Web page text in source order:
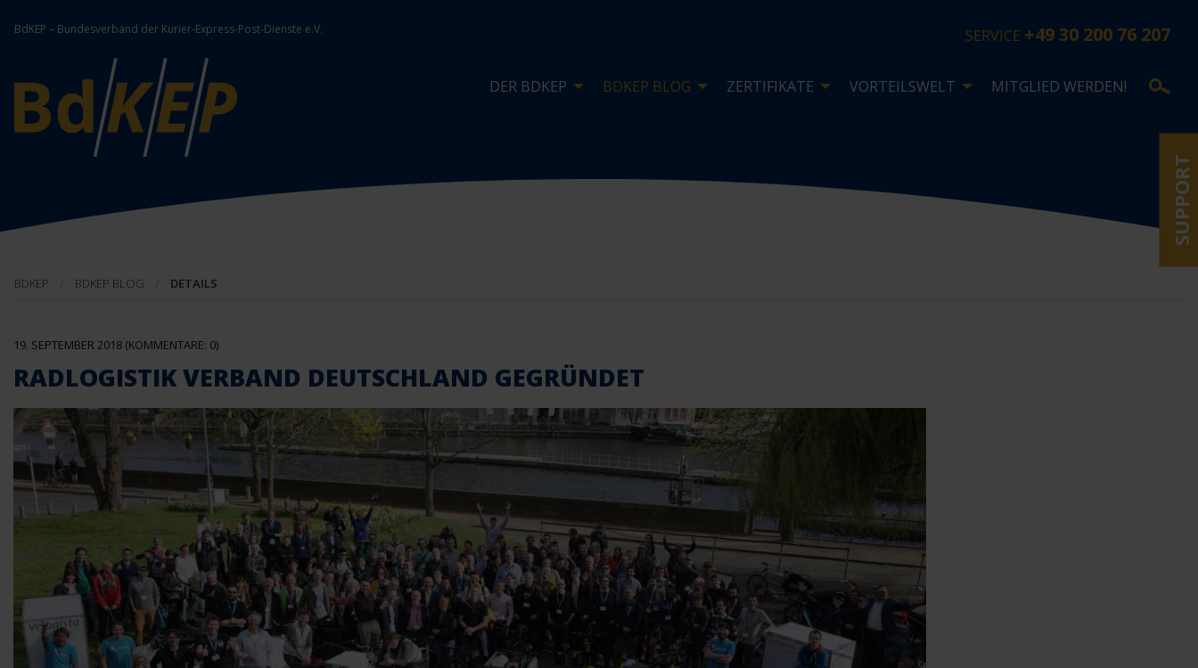
BdKEP – Bundesverband der Kurier-Express-Post-Dienste e.V. SERVICE +49 30 200 76 207
DER BDKEP BDKEP BLOG ZERTIFIKATE VORTEILSWELT MITGLIED WERDEN!
SUPPORT
BDKEP BDKEP BLOG DETAILS
19. SEPTEMBER 2018 (KOMMENTARE: 0)
RADLOGISTIK VERBAND DEUTSCHLAND GEGRÜNDET